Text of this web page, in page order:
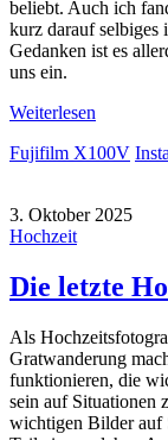
beliebt. Auch ich
kurz darauf selbiges
Gedanken ist es
uns ein.
Weiterlesen
Fujifilm X100V
3. Oktober 2025
Hochzeit
Die letzte
Als
Gratwanderung
funktionieren, die
sein auf Situationen
wichtigen Bilder auf